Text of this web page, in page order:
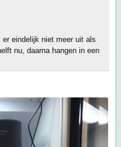
eindelijk niet meer uit als
nu, daarna hangen in een